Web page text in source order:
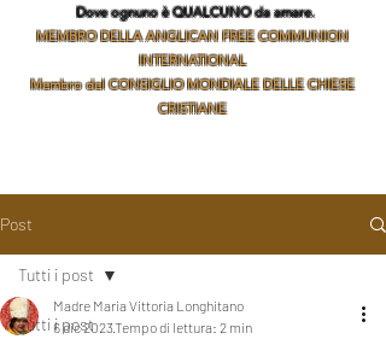
Dove ognuno è QUALCUNO da amare.
MEMBRO DELLA ANGLICAN FREE COMMUNION
INTERNATIONAL
Membro del CONSIGLIO MONDIALE DELLE CHIESE
CRISTIANE
Post
Tutti i post
Tutti i post
Madre Maria Vittoria Longhitano
6 dic 2023Tempo di lettura: 2 min